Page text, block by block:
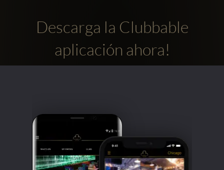
sociales:
Descarga la Clubbable
aplicación ahora!